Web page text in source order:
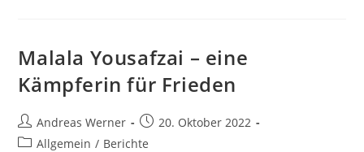
Malala Yousafzai – eine
Kämpferin für Frieden
Beitrags-
Autor:
Andreas Werner
Beitrag
veröffentlicht:
20. Oktober 2022
Beitrags-
Allgemein / Berichte